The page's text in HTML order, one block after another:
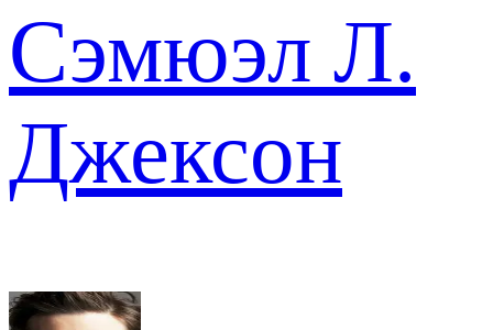
Сэмюэл Л.
Джексон